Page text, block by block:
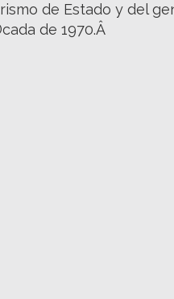
de Estado y del
de 1970.Â